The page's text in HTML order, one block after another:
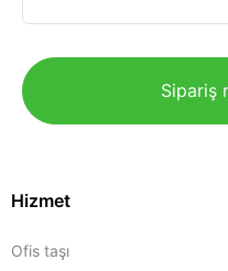
Sipariş
Hizmet
Ofis taşı